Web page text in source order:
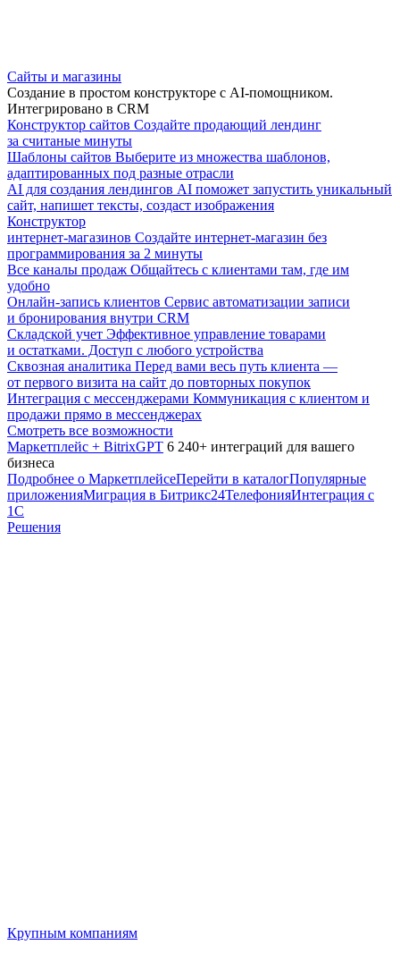
Сайты и магазины
Создание в простом конструкторе с AI-помощником.
Интегрировано в CRM
Конструктор сайтов Создайте продающий лендинг
за считаные минуты
Шаблоны сайтов Выберите из множества шаблонов,
адаптированных под разные отрасли
AI для создания лендингов AI поможет запустить уникальный
сайт, напишет тексты, создаст изображения
Конструктор
интернет-магазинов Создайте интернет-магазин без
программирования за 2 минуты
Все каналы продаж Общайтесь с клиентами там, где им
удобно
Онлайн-запись клиентов Сервис автоматизации записи
и бронирования внутри CRM
Складской учет Эффективное управление товарами
и остатками. Доступ с любого устройства
Сквозная аналитика Перед вами весь путь клиента —
от первого визита на сайт до повторных покупок
Интеграция с мессенджерами Коммуникация с клиентом и
продажи прямо в мессенджерах
Смотреть все возможности
Маркетплейс + BitrixGPT 6 240+ интеграций для вашего
бизнеса
Подробнее о МаркетплейсеПерейти в каталогПопулярные
приложенияМиграция в Битрикс24ТелефонияИнтеграция с
1С
Решения
Крупным компаниям